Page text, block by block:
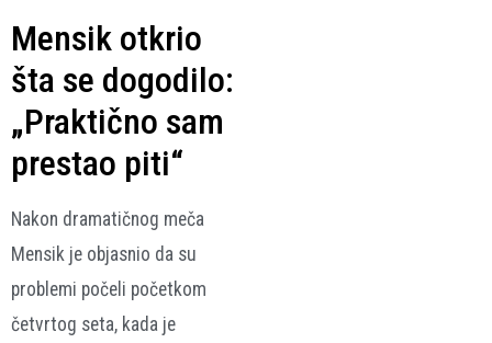
Mensik otkrio
šta se dogodilo:
„Praktično sam
prestao piti“
Nakon dramatičnog meča
Mensik je objasnio da su
problemi počeli početkom
četvrtog seta, kada je